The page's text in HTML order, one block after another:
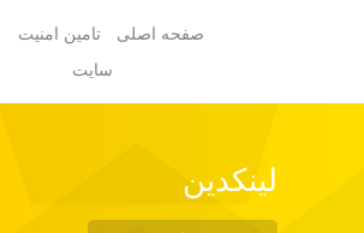
صفحه اصلی
تامین امنیت
سایت
لینکدین